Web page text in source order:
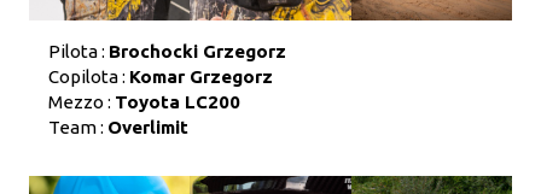
Pilota : Brochocki Grzegorz
Copilota : Komar Grzegorz
Mezzo : Toyota LC200
Team : Overlimit